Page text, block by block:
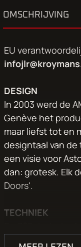
OMSCHRIJVING
EU
DESIGN
In 2003 werd de
Genève het
maar liefst tot en
designtaal van de
een visie voor
dan: grotesk. Elk
Doors'.
TECHNIEK
bovendien